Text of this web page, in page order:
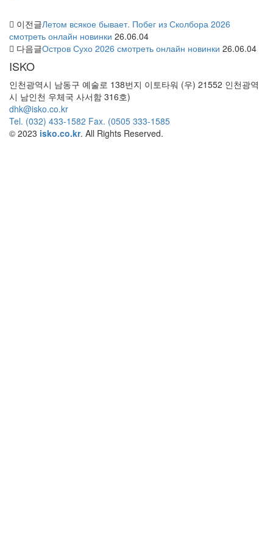
이전글Летом всякое бывает. Побег из Сколбора 2026
смотреть онлайн новинки 26.06.04
다음글Остров Сухо 2026 смотреть онлайн новинки 26.06.04
ISKO
인천광역시 남동구 예술로 138번지 이토타워 (우) 21552 인천광역
시 남인천 우체국 사서함 316호)
dhk@isko.co.kr
Tel. (032) 433-1582 Fax. (0505 333-1585
© 2023 isko.co.kr. All Rights Reserved.